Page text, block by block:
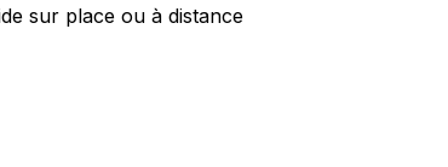
sur place ou à distance